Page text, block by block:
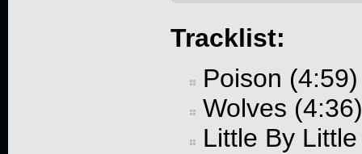
Tracklist:
Poison (4:59)
Wolves (4:36)
Little By